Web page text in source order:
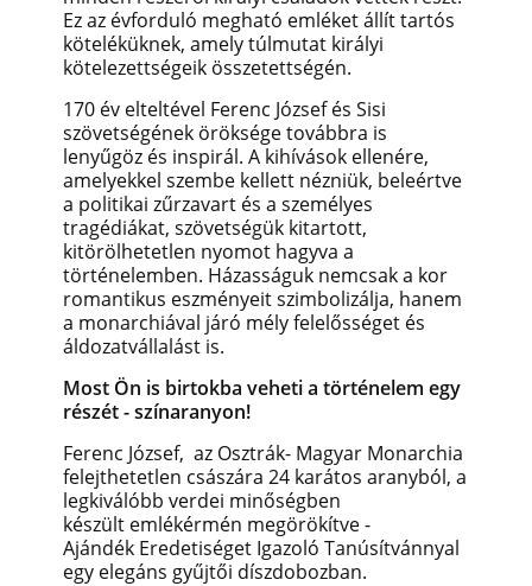
Ez az évforduló megható emléket állít tartós
köteléküknek, amely túlmutat királyi
kötelezettségeik összetettségén.
170 év elteltével Ferenc József és Sisi
szövetségének öröksége továbbra is
lenyűgöz és inspirál. A kihívások ellenére,
amelyekkel szembe kellett nézniük, beleértve
a politikai zűrzavart és a személyes
tragédiákat, szövetségük kitartott,
kitörölhetetlen nyomot hagyva a
történelemben. Házasságuk nemcsak a kor
romantikus eszményeit szimbolizálja, hanem
a monarchiával járó mély felelősséget és
áldozatvállalást is.
Most Ön is birtokba veheti a történelem egy
részét - színaranyon!
Ferenc József, az Osztrák- Magyar Monarchia
felejthetetlen császára 24 karátos aranyból, a
legkiválóbb verdei minőségben
készült emlékérmén megörökítve -
Ajándék Eredetiséget Igazoló Tanúsítvánnyal
egy elegáns gyűjtői díszdobozban.